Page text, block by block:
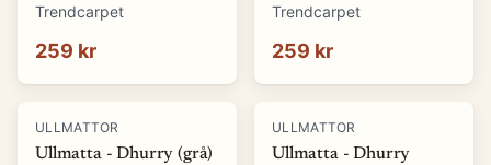
120 cm)
Trendcarpet
259 kr
120 cm)
Trendcarpet
259 kr
ULLMATTOR
Ullmatta - Dhurry (grå)
ULLMATTOR
Ullmatta - Dhurry